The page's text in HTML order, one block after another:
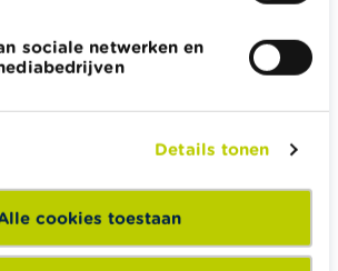
sociale netwerken en
Details tonen
cookies toestaan
EEN
BOUWDOOS GEKOCHT
VERKOPER DOET EEN
KOERIERSDIENST DIE
20
AANREKENT.